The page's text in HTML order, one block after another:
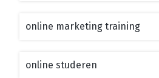
online marketing training
online studeren